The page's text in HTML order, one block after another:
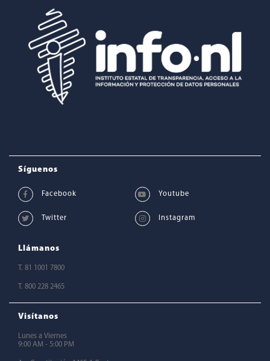
Síguenos
Llámanos
T. 81 1001 7800
T. 800 228 2465
Visítanos
Lunes a Viernes
9:00 AM - 5:00 PM